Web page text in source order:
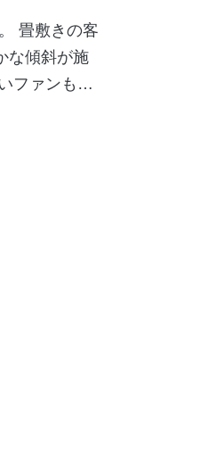
畳敷きの客
な傾斜が施
ファンも…